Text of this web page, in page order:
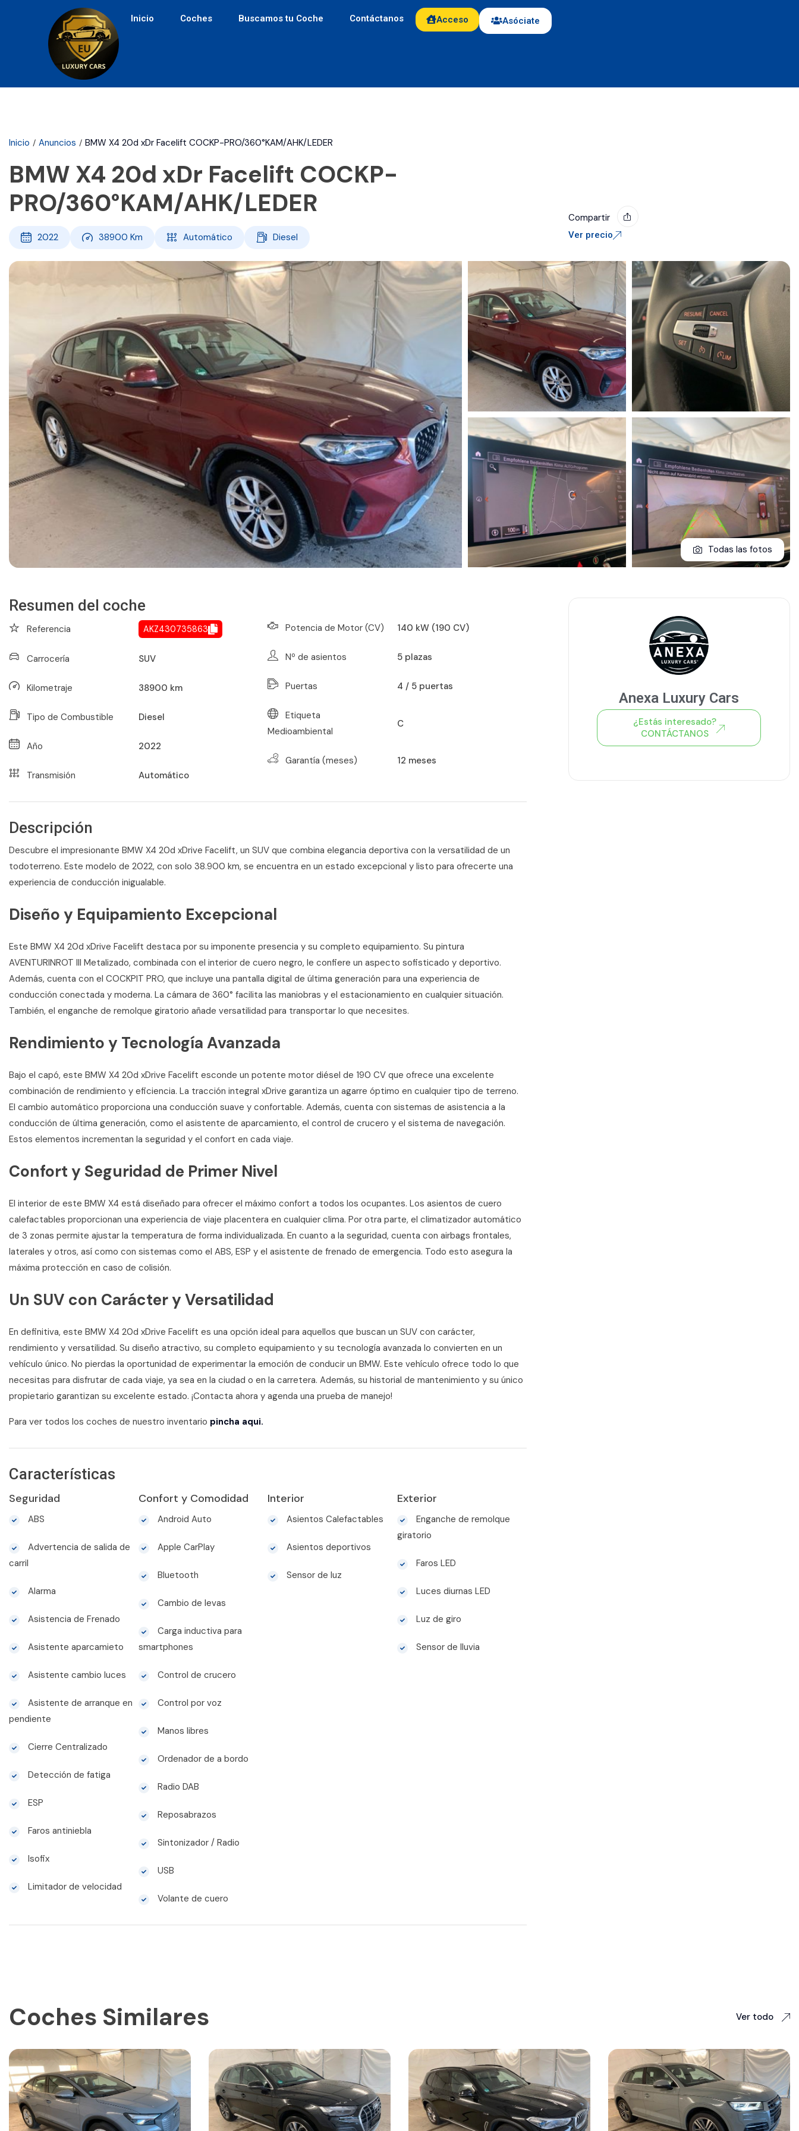
Inicio Coches Buscamos tu Coche Contáctanos Acceso Asóciate
Inicio Anuncios BMW X4 20d xDr Facelift COCKP-PRO/360°KAM/AHK/LEDER
BMW X4 20d xDr Facelift COCKP-
PRO/360°KAM/AHK/LEDER
2022 38900 Km Automático Diesel
Compartir
Ver precio
Todas las fotos
Resumen del coche
Referencia AKZ430735863
Carrocería SUV
Kilometraje 38900 km
Tipo de Combustible Diesel
Año 2022
Transmisión Automático
Potencia de Motor (CV) 140 kW (190 CV)
Nº de asientos 5 plazas
Puertas 4 / 5 puertas
Etiqueta
Medioambiental
C
Garantía (meses) 12 meses
Descripción
Descubre el impresionante BMW X4 20d xDrive Facelift, un SUV que combina elegancia deportiva con la versatilidad de un
todoterreno. Este modelo de 2022, con solo 38.900 km, se encuentra en un estado excepcional y listo para ofrecerte una
experiencia de conducción inigualable.
Diseño y Equipamiento Excepcional
Este BMW X4 20d xDrive Facelift destaca por su imponente presencia y su completo equipamiento. Su pintura
AVENTURINROT III Metalizado, combinada con el interior de cuero negro, le confiere un aspecto sofisticado y deportivo.
Además, cuenta con el COCKPIT PRO, que incluye una pantalla digital de última generación para una experiencia de
conducción conectada y moderna. La cámara de 360° facilita las maniobras y el estacionamiento en cualquier situación.
También, el enganche de remolque giratorio añade versatilidad para transportar lo que necesites.
Rendimiento y Tecnología Avanzada
Bajo el capó, este BMW X4 20d xDrive Facelift esconde un potente motor diésel de 190 CV que ofrece una excelente
combinación de rendimiento y eficiencia. La tracción integral xDrive garantiza un agarre óptimo en cualquier tipo de terreno.
El cambio automático proporciona una conducción suave y confortable. Además, cuenta con sistemas de asistencia a la
conducción de última generación, como el asistente de aparcamiento, el control de crucero y el sistema de navegación.
Estos elementos incrementan la seguridad y el confort en cada viaje.
Confort y Seguridad de Primer Nivel
El interior de este BMW X4 está diseñado para ofrecer el máximo confort a todos los ocupantes. Los asientos de cuero
calefactables proporcionan una experiencia de viaje placentera en cualquier clima. Por otra parte, el climatizador automático
de 3 zonas permite ajustar la temperatura de forma individualizada. En cuanto a la seguridad, cuenta con airbags frontales,
laterales y otros, así como con sistemas como el ABS, ESP y el asistente de frenado de emergencia. Todo esto asegura la
máxima protección en caso de colisión.
Un SUV con Carácter y Versatilidad
En definitiva, este BMW X4 20d xDrive Facelift es una opción ideal para aquellos que buscan un SUV con carácter,
rendimiento y versatilidad. Su diseño atractivo, su completo equipamiento y su tecnología avanzada lo convierten en un
vehículo único. No pierdas la oportunidad de experimentar la emoción de conducir un BMW. Este vehículo ofrece todo lo que
necesitas para disfrutar de cada viaje, ya sea en la ciudad o en la carretera. Además, su historial de mantenimiento y su único
propietario garantizan su excelente estado. ¡Contacta ahora y agenda una prueba de manejo!
Para ver todos los coches de nuestro inventario pincha aqui.
Características
Seguridad
ABS
Advertencia de salida de
carril
Alarma
Asistencia de Frenado
Asistente aparcamieto
Asistente cambio luces
Asistente de arranque en
pendiente
Cierre Centralizado
Detección de fatiga
ESP
Faros antiniebla
Isofix
Limitador de velocidad
Confort y Comodidad
Android Auto
Apple CarPlay
Bluetooth
Cambio de levas
Carga inductiva para
smartphones
Control de crucero
Control por voz
Manos libres
Ordenador de a bordo
Radio DAB
Reposabrazos
Sintonizador / Radio
USB
Volante de cuero
Interior
Asientos Calefactables
Asientos deportivos
Sensor de luz
Exterior
Enganche de remolque
giratorio
Faros LED
Luces diurnas LED
Luz de giro
Sensor de lluvia
Anexa Luxury Cars
¿Estás interesado?
CONTÁCTANOS
Coches Similares Ver todo